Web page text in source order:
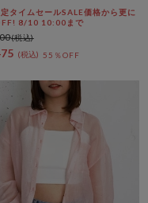
タイムセールSALE価格から更に
8/10 10:00まで
55％OFF